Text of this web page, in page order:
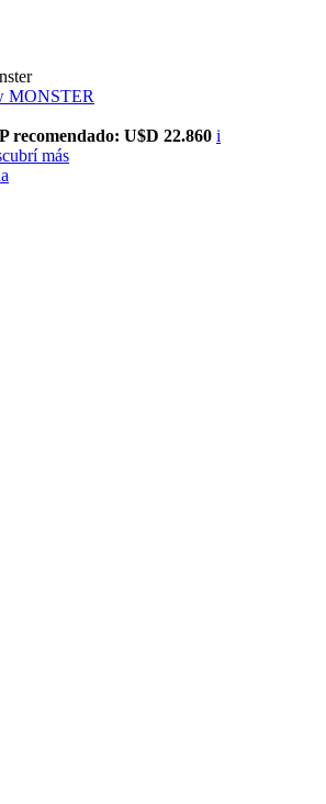
MONSTER
recomendado: U$D 22.860 i
más